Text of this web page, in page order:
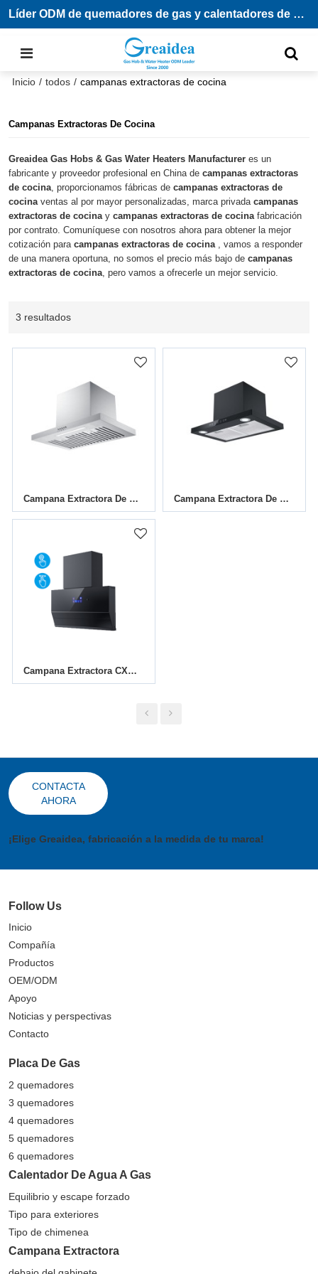
Líder ODM de quemadores de gas y calentadores de agua
Inicio / todos / campanas extractoras de cocina
Campanas Extractoras De Cocina
Greaidea Gas Hobs & Gas Water Heaters Manufacturer es un
fabricante y proveedor profesional en China decampanas extractoras
de cocina , proporcionamos fábricas decampanas extractoras de
cocina ventas al por mayor personalizadas, marca privadacampanas
extractoras de cocina ycampanas extractoras de cocina fabricación
por contrato. Comuníquese con nosotros ahora para obtener la mejor
cotización paracampanas extractoras de cocina , vamos a responder
de una manera oportuna, no somos el precio más bajo decampanas
extractoras de cocina , pero vamos a ofrecerle un mejor servicio.
3 resultados
Campana Extractora De Acero Inoxidable En Forma De T GCHT-60/75/90SB Campana Extractora De Acero Inoxidable En Forma De T GCHT-600/750/900T
Campana Extractora CXW-280-B02
CONTACTA
AHORA
¡Elige Greaidea, fabricación a la medida de tu marca!
Follow Us
Inicio
Compañía
Productos
OEM/ODM
Apoyo
Noticias y perspectivas
Contacto
Placa De Gas
2 quemadores
3 quemadores
4 quemadores
5 quemadores
6 quemadores
Calentador De Agua A Gas
Equilibrio y escape forzado
Tipo para exteriores
Tipo de chimenea
Campana Extractora